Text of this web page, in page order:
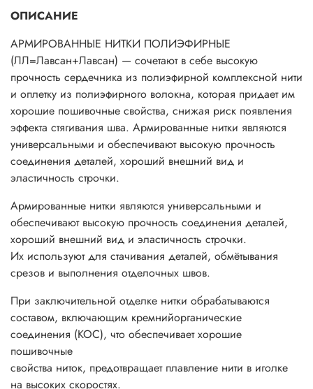
ОПИСАНИЕ
АРМИРОВАННЫЕ НИТКИ ПОЛИЭФИРНЫЕ
(ЛЛ=Лавсан+Лавсан) — сочетают в себе высокую
прочность сердечника из полиэфирной комплексной нити
и оплетку из полиэфирного волокна, которая придает им
хорошие пошивочные свойства, снижая риск появления
эффекта стягивания шва. Армированные нитки являются
универсальными и обеспечивают высокую прочность
соединения деталей, хороший внешний вид и
эластичность строчки.
Армированные нитки являются универсальными и
обеспечивают высокую прочность соединения деталей,
хороший внешний вид и эластичность строчки.
Их используют для стачивания деталей, обмётывания
срезов и выполнения отделочных швов.
При заключительной отделке нитки обрабатываются
составом, включающим кремнийорганические
соединения (КОС), что обеспечивает хорошие
пошивочные
свойства ниток, предотвращает плавление нити в иголке
на высоких скоростях.